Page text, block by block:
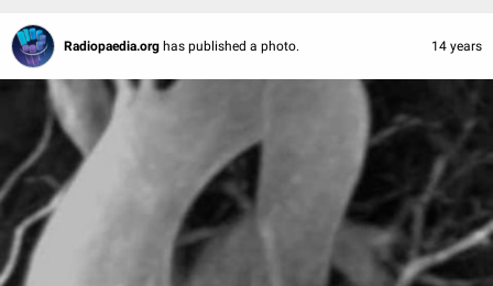
Radiopaedia.org has published a photo. 14 years